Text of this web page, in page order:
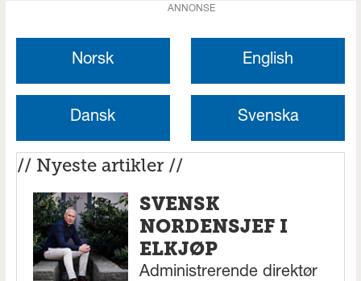
ANNONSE
Norsk English
Dansk Svenska
// Nyeste artikler //
SVENSK
NORDENSJEF I
ELKJØP
Administrerende direktør